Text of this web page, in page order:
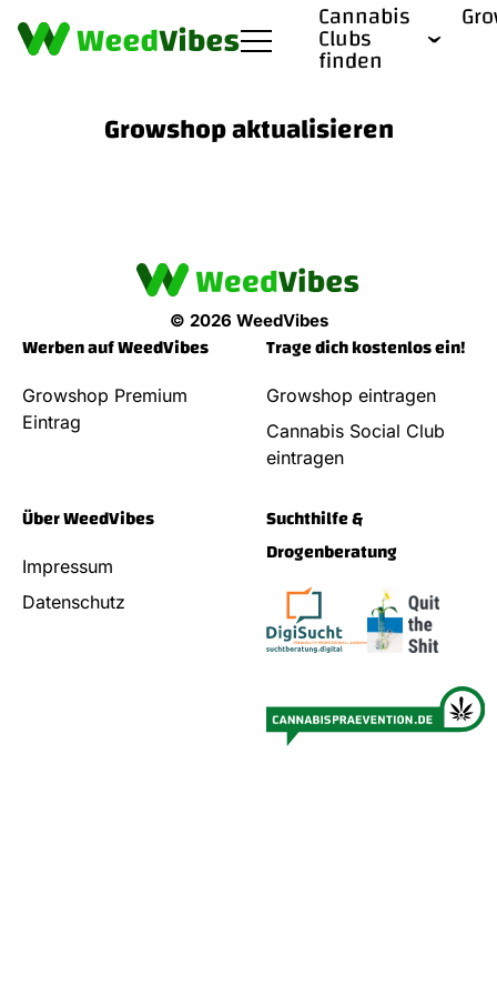
Cannabis
Clubs
finden
Growshop aktualisieren
© 2026 WeedVibes
Werben auf WeedVibes
Growshop Premium
Eintrag
Trage dich kostenlos ein!
Growshop eintragen
Cannabis Social Club
eintragen
Über WeedVibes
Impressum
Datenschutz
Suchthilfe &
Drogenberatung